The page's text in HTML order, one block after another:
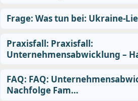
Frage: Was tun bei: Ukraine-
Praxisfall: Praxisfall:
Unternehmensabwicklung –
FAQ: FAQ:
Nachfolge Fam…